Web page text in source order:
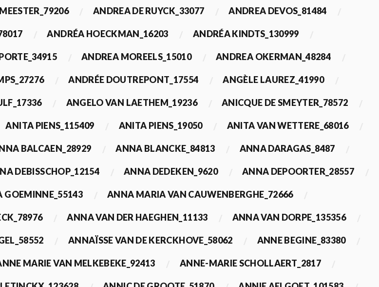
ANDREA DE RUYCK_33077 ANDREA DEVOS_81484
ANDRÉA HOECKMAN_16203 ANDRÉA KINDTS_130999
ANDREA MOREELS_15010 ANDREA OKERMAN_48284
ANDRÉE DOUTREPONT_17554 ANGÈLE LAUREZ_41990
ANGELO VAN LAETHEM_19236 ANICQUE DE SMEYTER_78572
ANITA PIENS_115409 ANITA PIENS_19050 ANITA VAN WETTERE_68016
BALCAEN_28929 ANNA BLANCKE_84813 ANNA DARAGAS_8487
DEBISSCHOP_12154 ANNA DEDEKEN_9620 ANNA DEPOORTER_28557
GOEMINNE_55143 ANNA MARIA VAN CAUWENBERGHE_72666
ANNA VAN DER HAEGHEN_11133 ANNA VAN DORPE_135356
ANNAÏSSE VAN DE KERCKHOVE_58062 ANNE BEGINE_83380
MARIE VAN MELKEBEKE_92413 ANNE-MARIE SCHOLLAERT_2817